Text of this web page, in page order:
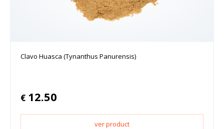
Clavo Huasca (Tynanthus Panurensis)
€ 12.50
ver product